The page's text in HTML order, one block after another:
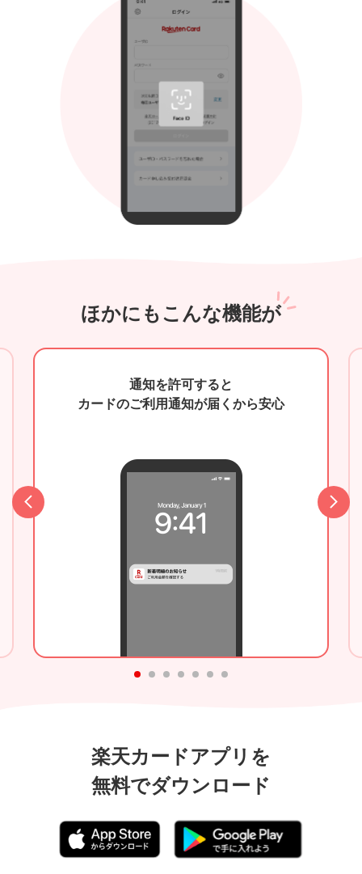
ほかにもこんな機能が
通知を許可すると
カードのご利用通知が届くから安心
楽天カードアプリを
無料でダウンロード